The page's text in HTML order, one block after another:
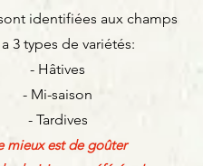
identifiées aux champs
a 3 types de variétés:
- Hâtives
- Mi-saison
- Tardives
mieux est de goûter